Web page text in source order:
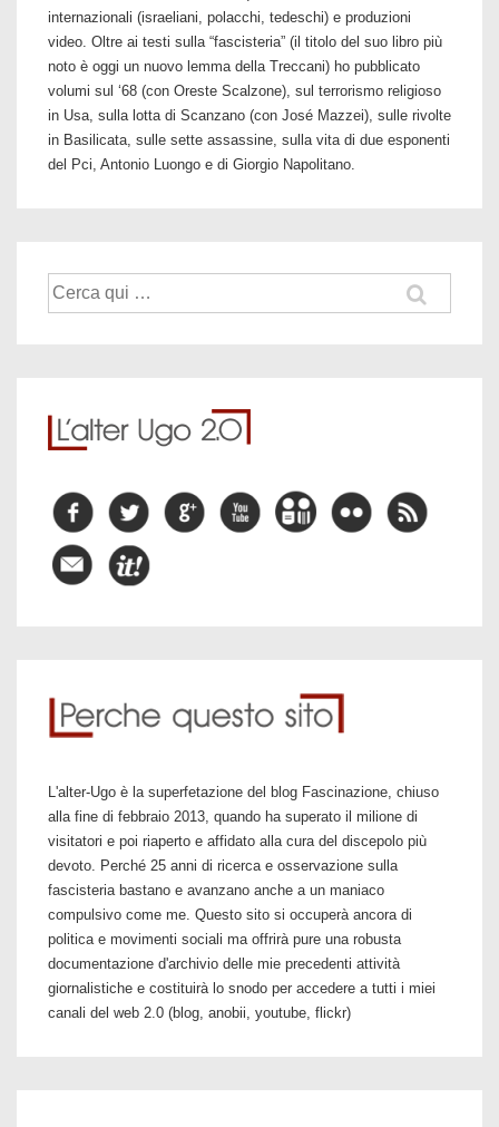
internazionali (israeliani, polacchi, tedeschi) e produzioni
video. Oltre ai testi sulla “fascisteria” (il titolo del suo libro più
noto è oggi un nuovo lemma della Treccani) ho pubblicato
volumi sul ‘68 (con Oreste Scalzone), sul terrorismo religioso
in Usa, sulla lotta di Scanzano (con José Mazzei), sulle rivolte
in Basilicata, sulle sette assassine, sulla vita di due esponenti
del Pci, Antonio Luongo e di Giorgio Napolitano.
Cerca:
L'alter-Ugo è la superfetazione del blog Fascinazione, chiuso
alla fine di febbraio 2013, quando ha superato il milione di
visitatori e poi riaperto e affidato alla cura del discepolo più
devoto. Perché 25 anni di ricerca e osservazione sulla
fascisteria bastano e avanzano anche a un maniaco
compulsivo come me. Questo sito si occuperà ancora di
politica e movimenti sociali ma offrirà pure una robusta
documentazione d'archivio delle mie precedenti attività
giornalistiche e costituirà lo snodo per accedere a tutti i miei
canali del web 2.0 (blog, anobii, youtube, flickr)